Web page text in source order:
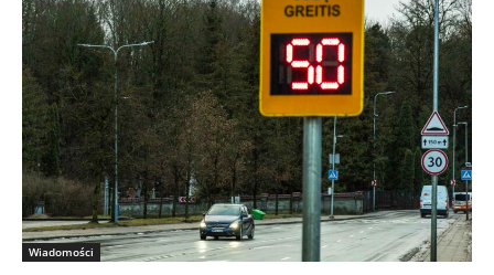
Wiadomości